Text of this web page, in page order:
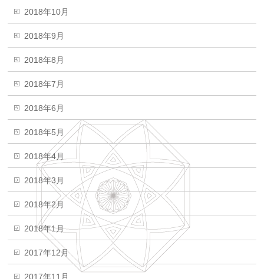
2018年10月
2018年9月
2018年8月
2018年7月
2018年6月
2018年5月
2018年4月
2018年3月
2018年2月
2018年1月
2017年12月
2017年11月